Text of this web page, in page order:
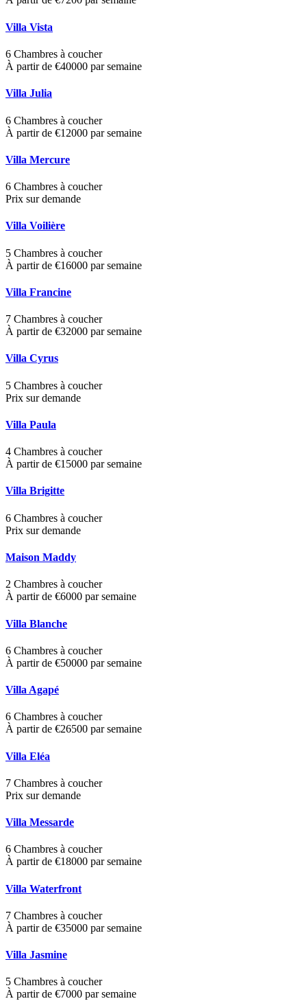
Villa Vista
6 Chambres à coucher
À partir de €40000 par semaine
Villa Julia
6 Chambres à coucher
À partir de €12000 par semaine
Villa Mercure
6 Chambres à coucher
Prix sur demande
Villa Voilière
5 Chambres à coucher
À partir de €16000 par semaine
Villa Francine
7 Chambres à coucher
À partir de €32000 par semaine
Villa Cyrus
5 Chambres à coucher
Prix sur demande
Villa Paula
4 Chambres à coucher
À partir de €15000 par semaine
Villa Brigitte
6 Chambres à coucher
Prix sur demande
Maison Maddy
2 Chambres à coucher
À partir de €6000 par semaine
Villa Blanche
6 Chambres à coucher
À partir de €50000 par semaine
Villa Agapé
6 Chambres à coucher
À partir de €26500 par semaine
Villa Eléa
7 Chambres à coucher
Prix sur demande
Villa Messarde
6 Chambres à coucher
À partir de €18000 par semaine
Villa Waterfront
7 Chambres à coucher
À partir de €35000 par semaine
Villa Jasmine
5 Chambres à coucher
À partir de €7000 par semaine